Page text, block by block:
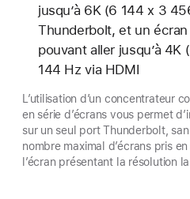
jusqu’à 6K (6 144 x 3
Thunderbolt, et un
pouvant aller jusqu’à
144 Hz via HDMI
L’utilisation d’un concentrateur
en série d’écrans vous permet
sur un seul port Thunderbolt,
nombre maximal d’écrans pris
l’écran présentant la résolution